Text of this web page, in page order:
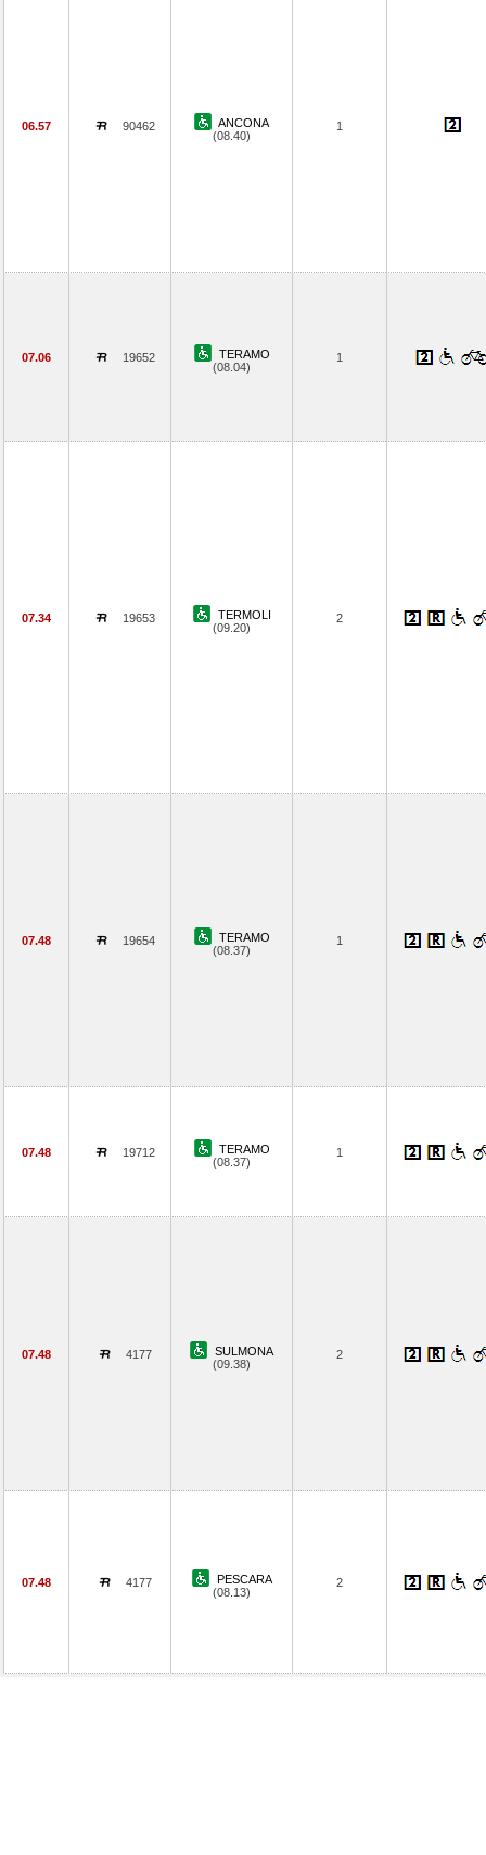
06.57 90462
ANCONA
(08.40)
1
07.06 19652
TERAMO
(08.04)
1
07.34 19653
TERMOLI
(09.20)
2
07.48 19654
TERAMO
(08.37)
1
07.48 19712
TERAMO
(08.37)
1
07.48 4177
SULMONA
(09.38)
2
07.48 4177
PESCARA
(08.13)
2